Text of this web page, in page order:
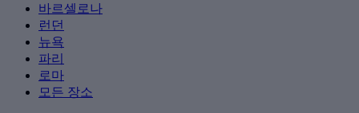
바르셀로나
런던
뉴욕
파리
로마
모든 장소